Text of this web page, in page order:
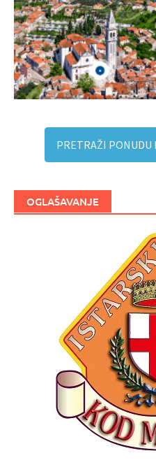
PRETRAŽI PONUDU
OGLAŠAVANJE